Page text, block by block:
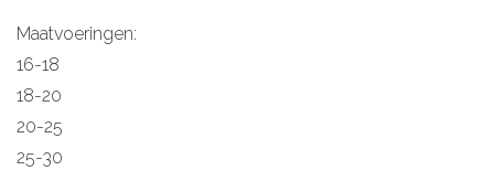
Maatvoeringen:
16-18
18-20
20-25
25-30